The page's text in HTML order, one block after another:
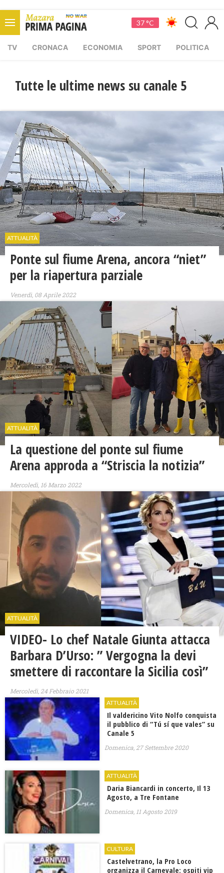
37 °C
TV CRONACA ECONOMIA SPORT POLITICA
Tutte le ultime news su canale 5
ATTUALITÀ
Ponte sul fiume Arena, ancora “niet”
per la riapertura parziale
Venerdì, 08 Aprile 2022
ATTUALITÀ
La questione del ponte sul fiume
Arena approda a “Striscia la notizia”
Mercoledì, 16 Marzo 2022
ATTUALITÀ
VIDEO- Lo chef Natale Giunta attacca
Barbara D’Urso: ” Vergogna la devi
smettere di raccontare la Sicilia così”
Mercoledì, 24 Febbraio 2021
ATTUALITÀ
Il valdericino Vito Nolfo conquista
il pubblico di “Tú sí que vales” su
Canale 5
Domenica, 27 Settembre 2020
ATTUALITÀ
Daria Biancardi in concerto, Il 13
Agosto, a Tre Fontane
Domenica, 11 Agosto 2019
CULTURA
Castelvetrano, la Pro Loco
organizza il Carnevale: ospiti vip